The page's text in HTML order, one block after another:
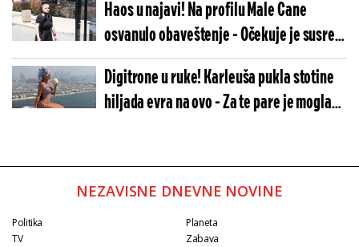
Haos u najavi! Na profilu Male Cane
osvanulo obaveštenje - Očekuje je susret
s porodicom Andrije Bajića
Digitrone u ruke! Karleuša pukla stotine
hiljada evra na ovo - Za te pare je mogla
NEZAVISNE DNEVNE NOVINE
Politika
TV
Planeta
Zabava